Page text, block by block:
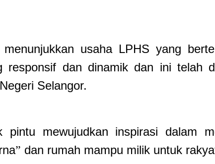
usaha LPHS yang
responsif dan dinamik dan ini telah
Selangor.
pintu mewujudkan inspirasi dalam
” dan rumah mampu milik untuk